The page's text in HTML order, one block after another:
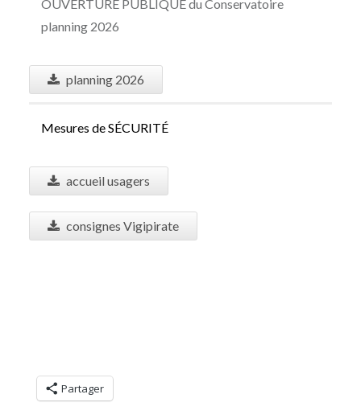
OUVERTURE PUBLIQUE du Conservatoire
planning 2026
planning 2026
Mesures de SÉCURITÉ
accueil usagers
consignes Vigipirate
Partager